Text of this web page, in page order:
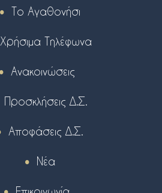
Το Αγαθονήσι
Χρήσιμα Τηλέφωνα
Ανακοινώσεις
Προσκλήσεις Δ.Σ.
Αποφάσεις Δ.Σ.
Νέα